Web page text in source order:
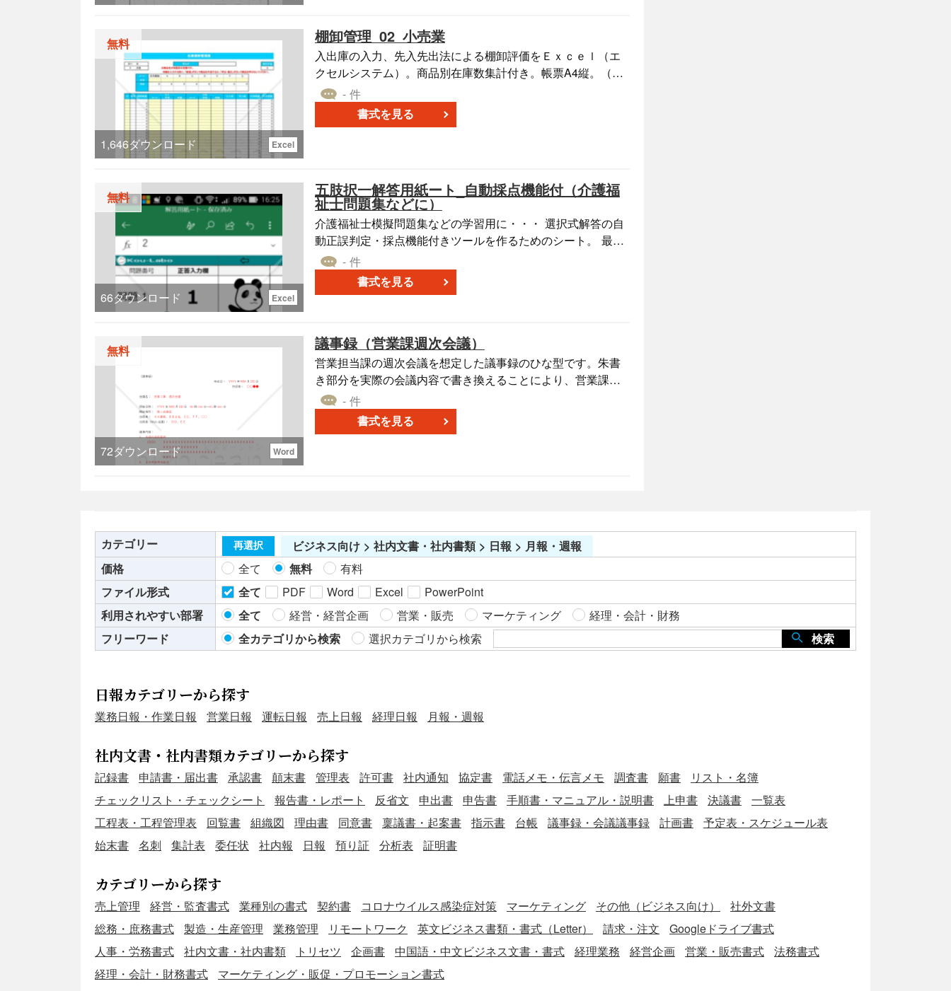
無料
1,646ダウンロード Excel
棚卸管理_02_小売業
入出庫の入力、先入先出法による棚卸評価をＥｘｃｅｌ（エ
クセルシステム）。商品別在庫数集計付き。帳票A4縦。（小
売業向け）
- 件
書式を見る
無料
66ダウンロード Excel
五肢択一解答用紙ート_自動採点機能付（介護福
祉士問題集などに）
介護福祉士模擬問題集などの学習用に・・・ 選択式解答の自
動正誤判定・採点機能付きツールを作るためのシート。 最大
450問。 Phoneやandroidスマホで使えるExcelシート(モバイ
ル版Excelも無料) 詳しくはホームページをご覧ください。
- 件
書式を見る
無料
72ダウンロード Word
議事録（営業課週次会議）
営業担当課の週次会議を想定した議事録のひな型です。朱書
き部分を実際の会議内容で書き換えることにより、営業課の
会議議事録を手際良く作成できます。2ページ以上になるとき
は、フッターにページを挿入するとよいでしょう。対面で出
席した人とWeb会議経由出席した人とを区別しています。課
- 件
書式を見る
カテゴリー 再選択
ビジネス向け > 社内文書・社内書類 > 日報 > 月報・週報
価格
全て 無料
有料
ファイル形式
全て PDF Word Excel
PowerPoint
利用されやすい部署
全て 経営・経営企画 営業・販売 マーケティング
経理・会計・財務
フリーワード
全カテゴリから検索 選択カテゴリから検索 検索
日報カテゴリーから探す
業務日報・作業日報 営業日報 運転日報 売上日報 経理日報 月報・週報
社内文書・社内書類カテゴリーから探す
記録書 申請書・届出書 承認書 顛末書 管理表 許可書 社内通知 協定書 電話メモ・伝言メモ 調査書 願書
リスト・名簿
チェックリスト・チェックシート
報告書・レポート 反省文 申出書 申告書 手順書・マニュアル・説明書 上申書 決議書
一覧表
工程表・工程管理表
回覧書 組織図 理由書 同意書 稟議書・起案書 指示書 台帳 議事録・会議議事録 計画書
予定表・スケジュール表
始末書
名刺 集計表 委任状 社内報 日報 預り証 分析表 証明書
カテゴリーから探す
売上管理 経営・監査書式 業種別の書式 契約書 コロナウイルス感染症対策 マーケティング その他（ビジネス向け）
社外文書
総務・庶務書式
製造・生産管理 業務管理 リモートワーク 英文ビジネス書類・書式（Letter） 請求・注文
Googleドライブ書式
人事・労務書式
社内文書・社内書類 トリセツ 企画書 中国語・中文ビジネス文書・書式 経理業務 経営企画 営業・販売書式
法務書式
経理・会計・財務書式
マーケティング・販促・プロモーション書式